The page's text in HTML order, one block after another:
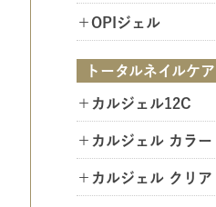
＋OPIジェル
トータルネイルケア
＋カルジェル12C
＋カルジェル カラー
＋カルジェル クリア